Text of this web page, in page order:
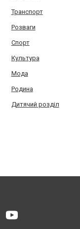
Транспорт
Розваги
Спорт
Культура
Мода
Родина
Дитячий розділ